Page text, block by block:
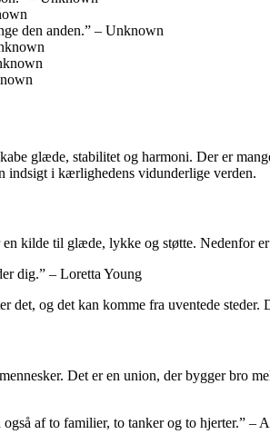
den anden.” – Unknown
glæde, stabilitet og harmoni. Der er
indsigt i kærlighedens vidunderlige verden.
kilde til glæde, lykke og støtte. Nedenfor
dig.” – Loretta Young
og det kan komme fra uventede
Det er en union, der bygger bro
af to familier, to tanker og to hjerter.” –